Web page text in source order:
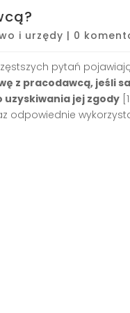
i urzędy | 0
pytań
z pracodawcą, jeśli
jej zgody
odpowiednie